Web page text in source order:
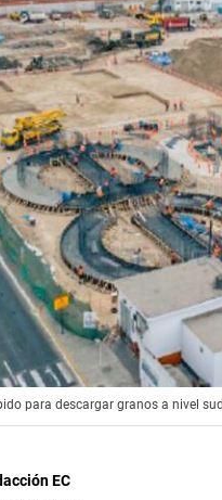
para descargar granos a nivel
EC